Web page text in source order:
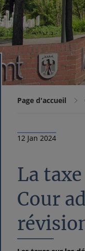
Page d'accueil
12 Jan 2024
La
Cour